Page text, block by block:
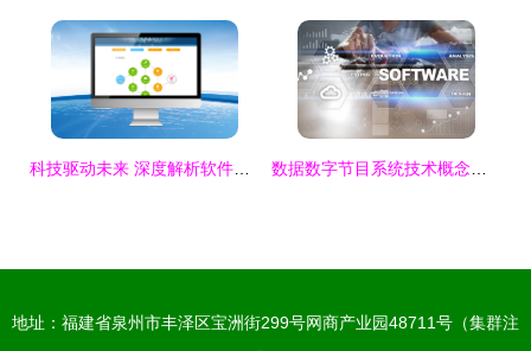
地址：福建省泉州市丰泽区宝洲街299号网商产业园48711号（集群注